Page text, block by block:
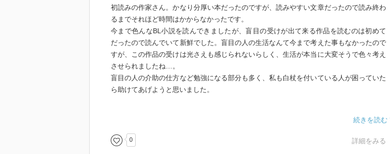
初読みの作家さん。かなり分厚い本だったのですが、読みやすい文章だったので読み終わ
るまでそれほど時間はかからなかったです。
今まで色んなBL小説を読んできましたが、盲目の受けが出て来る作品を読むのは初めて
だったので読んでいて新鮮でした。盲目の人の生活なんて今まで考えた事もなかったので
すが、この作品の受けは光さえも感じられないらしく、生活が本当に大変そうで色々考え
させられましたね…。
盲目の人の介助の仕方など勉強になる部分も多く、私も白杖を付いている人が困っていた
ら助けてあげようと思いました。
良かったです。ただ、攻めが受けにそこまで肩入れする理由が私にはよく分からなかった
のと、受けに危害を加えようとした男を始末するシーンが若干生々しくて攻めがヤクザじ
ゃなければ良かったのに…と残念に思ってしまったので星を減らしました。
0 詳細をみる